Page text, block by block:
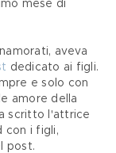
mese di
aveva
dedicato ai figli.
e solo con
amore della
scritto l'attrice
con i figli,
post.